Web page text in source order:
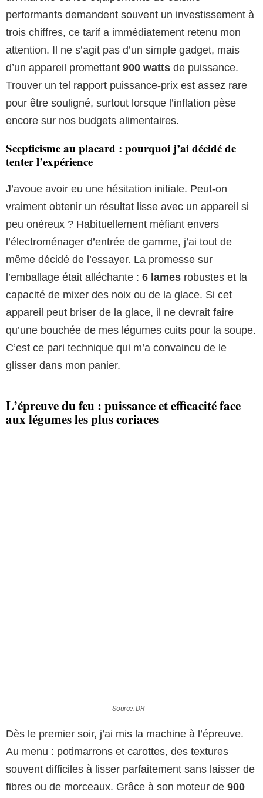
performants demandent souvent un investissement à
trois chiffres, ce tarif a immédiatement retenu mon
attention. Il ne s’agit pas d’un simple gadget, mais
d’un appareil promettant 900 watts de puissance.
Trouver un tel rapport puissance-prix est assez rare
pour être souligné, surtout lorsque l’inflation pèse
encore sur nos budgets alimentaires.
Scepticisme au placard : pourquoi j’ai décidé de
tenter l’expérience
J’avoue avoir eu une hésitation initiale. Peut-on
vraiment obtenir un résultat lisse avec un appareil si
peu onéreux ? Habituellement méfiant envers
l’électroménager d’entrée de gamme, j’ai tout de
même décidé de l’essayer. La promesse sur
l’emballage était alléchante : 6 lames robustes et la
capacité de mixer des noix ou de la glace. Si cet
appareil peut briser de la glace, il ne devrait faire
qu’une bouchée de mes légumes cuits pour la soupe.
C’est ce pari technique qui m’a convaincu de le
glisser dans mon panier.
L’épreuve du feu : puissance et efficacité face
aux légumes les plus coriaces
Source: DR
Dès le premier soir, j’ai mis la machine à l’épreuve.
Au menu : potimarrons et carottes, des textures
souvent difficiles à lisser parfaitement sans laisser de
fibres ou de morceaux. Grâce à son moteur de 900